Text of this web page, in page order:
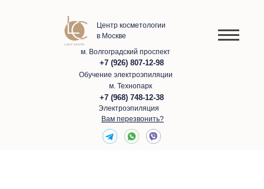
Центр косметологии
в Москве
Вам перезвонить?
+7 (968) 748-12-38
+7 (926) 807-12-98
м. Волгоградский проспект
м. Технопарк
Электроэпиляция
Обучение электроэпиляции